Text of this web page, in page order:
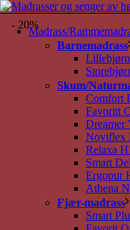
Madrass/
Barnemadrass
Lillebjørn
Skum/
Comfort
Favoritt
Dreamer
Noviflex
Relaxa
Smart
Ergopur
Athena
Fjær-madrass
Smart
- 20%